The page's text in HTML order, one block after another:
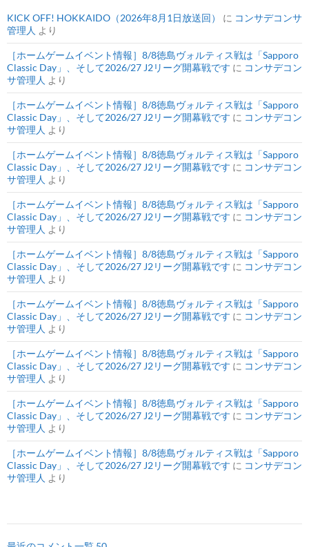
KICK OFF! HOKKAIDO（2026年8月1日放送回） に コンサデコンサ
管理人 より
［ホームゲームイベント情報］8/8徳島ヴォルティス戦は「Sapporo
Classic Day」、そして2026/27 J2リーグ開幕戦です に コンサデコン
サ管理人 より
［ホームゲームイベント情報］8/8徳島ヴォルティス戦は「Sapporo
Classic Day」、そして2026/27 J2リーグ開幕戦です に コンサデコン
サ管理人 より
［ホームゲームイベント情報］8/8徳島ヴォルティス戦は「Sapporo
Classic Day」、そして2026/27 J2リーグ開幕戦です に コンサデコン
サ管理人 より
［ホームゲームイベント情報］8/8徳島ヴォルティス戦は「Sapporo
Classic Day」、そして2026/27 J2リーグ開幕戦です に コンサデコン
サ管理人 より
［ホームゲームイベント情報］8/8徳島ヴォルティス戦は「Sapporo
Classic Day」、そして2026/27 J2リーグ開幕戦です に コンサデコン
サ管理人 より
［ホームゲームイベント情報］8/8徳島ヴォルティス戦は「Sapporo
Classic Day」、そして2026/27 J2リーグ開幕戦です に コンサデコン
サ管理人 より
［ホームゲームイベント情報］8/8徳島ヴォルティス戦は「Sapporo
Classic Day」、そして2026/27 J2リーグ開幕戦です に コンサデコン
サ管理人 より
［ホームゲームイベント情報］8/8徳島ヴォルティス戦は「Sapporo
Classic Day」、そして2026/27 J2リーグ開幕戦です に コンサデコン
サ管理人 より
［ホームゲームイベント情報］8/8徳島ヴォルティス戦は「Sapporo
Classic Day」、そして2026/27 J2リーグ開幕戦です に コンサデコン
サ管理人 より